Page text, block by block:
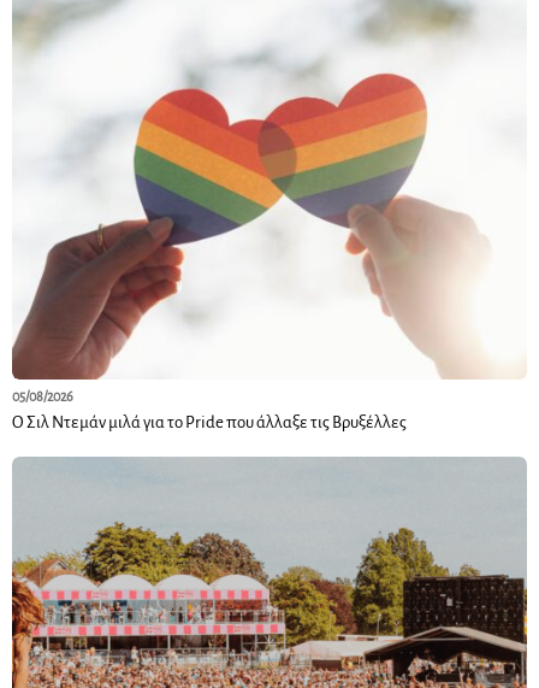
05/08/2026
Ο Σιλ Ντεμάν μιλά για το Pride που άλλαξε τις Βρυξέλλες